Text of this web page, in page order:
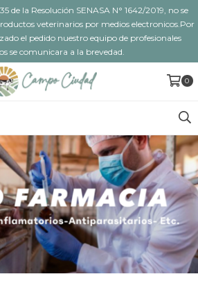
de la Resolución SENASA N° 1642/2019, no se
veterinarios por medios electronicos.Por
el pedido nuestro equipo de profesionales
se comunicara a la brevedad.
0